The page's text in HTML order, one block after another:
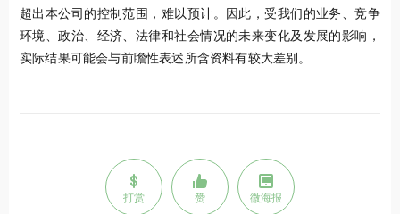
超出本公司的控制范围，难以预计。因此，受我们的业务、竞争
环境、政治、经济、法律和社会情况的未来变化及发展的影响，
实际结果可能会与前瞻性表述所含资料有较大差别。
打赏 赞 微海报